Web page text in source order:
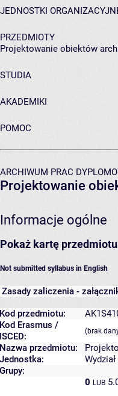
JEDNOSTKI
PRZEDMIOTY
Projektowanie obiektów
STUDIA
AKADEMIKI
POMOC
ARCHIWUM PRAC
Projektowanie
Informacje ogólne
Pokaż kartę przedmiotu
Not submitted syllabus in English
Zasady zaliczenia -
Kod przedmiotu:
Kod Erasmus /
ISCED:
(brak
Nazwa przedmiotu:
Jednostka:
Grupy:
0 LUB